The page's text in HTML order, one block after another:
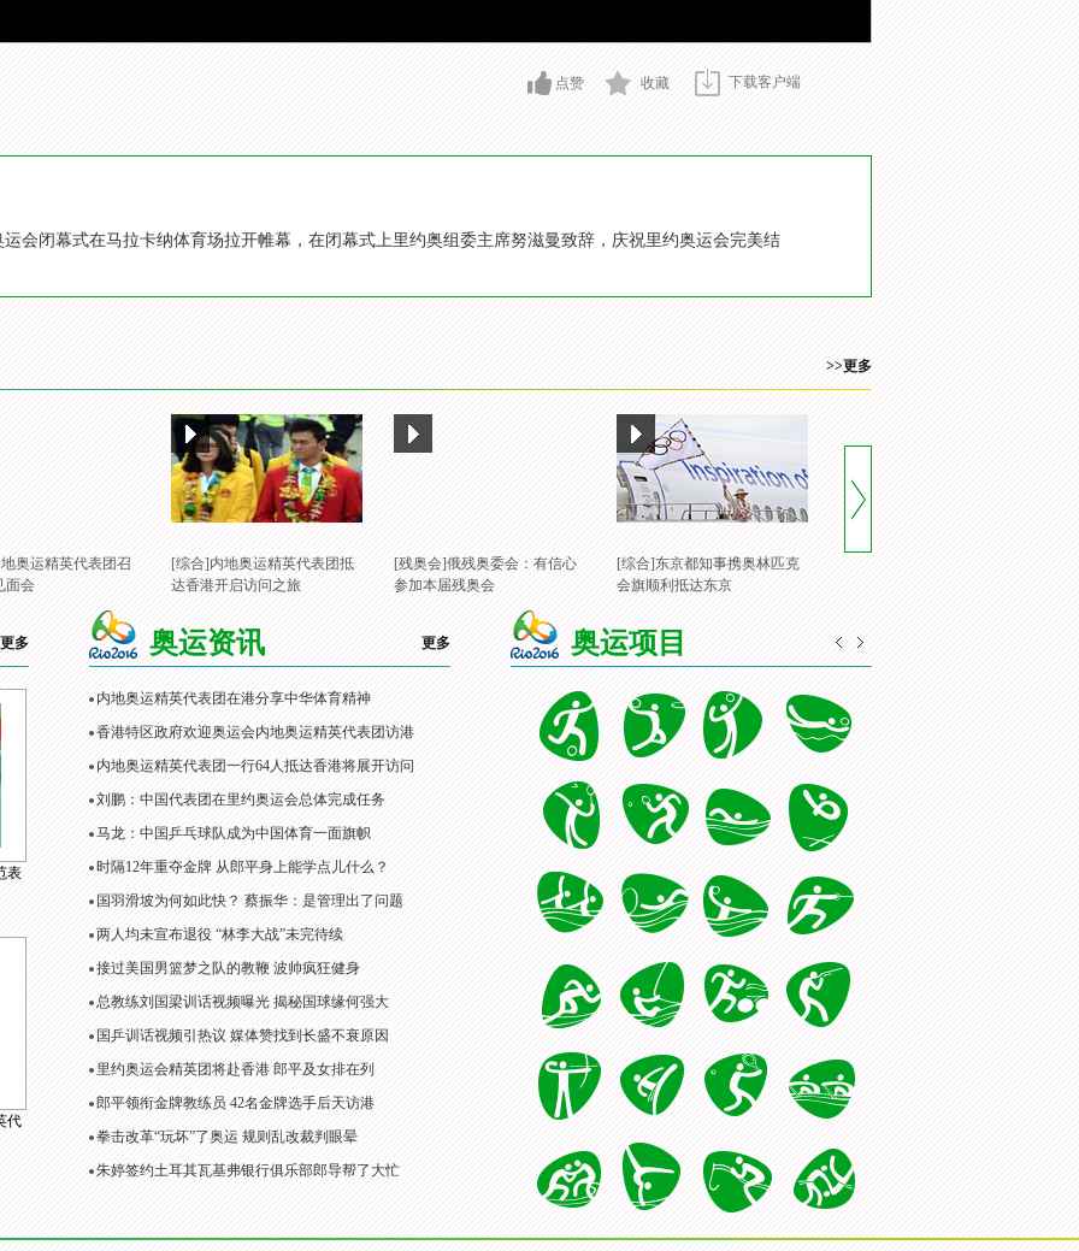
点赞 收藏 下载客户端
运会闭幕式在马拉卡纳体育场拉开帷幕，在闭幕式上里约奥组委主席努滋曼致辞，庆祝里约奥运会完美结
>>更多
奥运精英代表团召
面会
[综合]内地奥运精英代表团抵
达香港开启访问之旅
[残奥会]俄残奥委会：有信心
参加本届残奥会
[综合]东京都知事携奥林匹克
会旗顺利抵达东京
更多
表
代
奥运资讯 更多
内地奥运精英代表团在港分享中华体育精神
香港特区政府欢迎奥运会内地奥运精英代表团访港
内地奥运精英代表团一行64人抵达香港将展开访问
刘鹏：中国代表团在里约奥运会总体完成任务
马龙：中国乒乓球队成为中国体育一面旗帜
时隔12年重夺金牌 从郎平身上能学点儿什么？
国羽滑坡为何如此快？ 蔡振华：是管理出了问题
两人均未宣布退役 “林李大战”未完待续
接过美国男篮梦之队的教鞭 波帅疯狂健身
总教练刘国梁训话视频曝光 揭秘国球缘何强大
国乒训话视频引热议 媒体赞找到长盛不衰原因
里约奥运会精英团将赴香港 郎平及女排在列
郎平领衔金牌教练员 42名金牌选手后天访港
拳击改革“玩坏”了奥运 规则乱改裁判眼晕
朱婷签约土耳其瓦基弗银行俱乐部郎导帮了大忙
奥运项目